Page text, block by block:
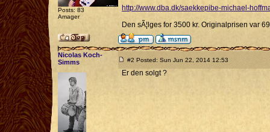
Posts: 83
Amager
http://www.dba.dk/saekkepibe-michael-
Den sÃ¦lges for 3500 kr. Originalprisen var
Nicolas Koch-
Simms
#2 Posted: Sun Jun 22, 2014 12:53
Er den solgt ?